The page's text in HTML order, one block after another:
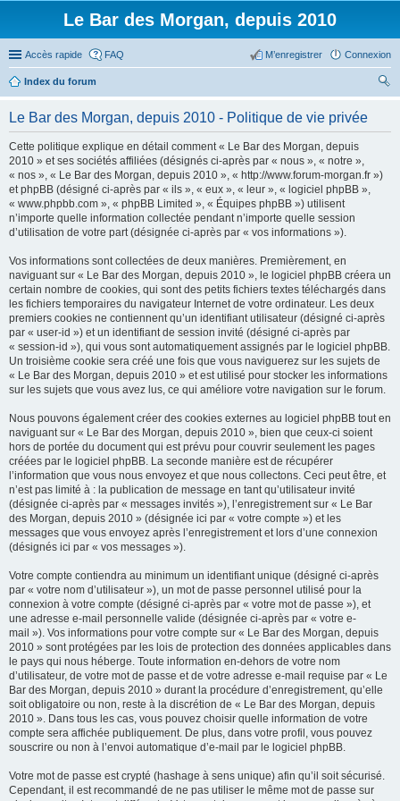
Le Bar des Morgan, depuis 2010
Accès rapide FAQ Connexion
M’enregistrer
Index du forum
Le Bar des Morgan, depuis 2010 - Politique de vie privée
Cette politique explique en détail comment « Le Bar des Morgan, depuis
2010 » et ses sociétés affiliées (désignés ci-après par « nous », « notre »,
« nos », « Le Bar des Morgan, depuis 2010 », « http://www.forum-morgan.fr »)
et phpBB (désigné ci-après par « ils », « eux », « leur », « logiciel phpBB »,
« www.phpbb.com », « phpBB Limited », « Équipes phpBB ») utilisent
n’importe quelle information collectée pendant n’importe quelle session
d’utilisation de votre part (désignée ci-après par « vos informations »).
Vos informations sont collectées de deux manières. Premièrement, en
naviguant sur « Le Bar des Morgan, depuis 2010 », le logiciel phpBB créera un
certain nombre de cookies, qui sont des petits fichiers textes téléchargés dans
les fichiers temporaires du navigateur Internet de votre ordinateur. Les deux
premiers cookies ne contiennent qu’un identifiant utilisateur (désigné ci-après
par « user-id ») et un identifiant de session invité (désigné ci-après par
« session-id »), qui vous sont automatiquement assignés par le logiciel phpBB.
Un troisième cookie sera créé une fois que vous naviguerez sur les sujets de
« Le Bar des Morgan, depuis 2010 » et est utilisé pour stocker les informations
sur les sujets que vous avez lus, ce qui améliore votre navigation sur le forum.
Nous pouvons également créer des cookies externes au logiciel phpBB tout en
naviguant sur « Le Bar des Morgan, depuis 2010 », bien que ceux-ci soient
hors de portée du document qui est prévu pour couvrir seulement les pages
créées par le logiciel phpBB. La seconde manière est de récupérer
l’information que vous nous envoyez et que nous collectons. Ceci peut être, et
n’est pas limité à : la publication de message en tant qu’utilisateur invité
(désignée ci-après par « messages invités »), l’enregistrement sur « Le Bar
des Morgan, depuis 2010 » (désignée ici par « votre compte ») et les
messages que vous envoyez après l’enregistrement et lors d’une connexion
(désignés ici par « vos messages »).
Votre compte contiendra au minimum un identifiant unique (désigné ci-après
par « votre nom d’utilisateur »), un mot de passe personnel utilisé pour la
connexion à votre compte (désigné ci-après par « votre mot de passe »), et
une adresse e-mail personnelle valide (désignée ci-après par « votre e-
mail »). Vos informations pour votre compte sur « Le Bar des Morgan, depuis
2010 » sont protégées par les lois de protection des données applicables dans
le pays qui nous héberge. Toute information en-dehors de votre nom
d’utilisateur, de votre mot de passe et de votre adresse e-mail requise par « Le
Bar des Morgan, depuis 2010 » durant la procédure d’enregistrement, qu’elle
soit obligatoire ou non, reste à la discrétion de « Le Bar des Morgan, depuis
2010 ». Dans tous les cas, vous pouvez choisir quelle information de votre
compte sera affichée publiquement. De plus, dans votre profil, vous pouvez
souscrire ou non à l’envoi automatique d’e-mail par le logiciel phpBB.
Votre mot de passe est crypté (hashage à sens unique) afin qu’il soit sécurisé.
Cependant, il est recommandé de ne pas utiliser le même mot de passe sur